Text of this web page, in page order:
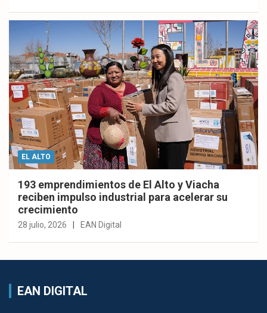
EL ALTO
193 emprendimientos de El Alto y Viacha
reciben impulso industrial para acelerar su
crecimiento
28 julio, 2026 EAN Digital
EAN DIGITAL